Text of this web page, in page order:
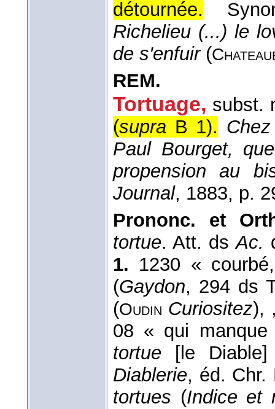
détournée.
Richelieu (...) le
de s'enfuir(
REM.
Tortuage, subst.
(supra B 1).
Paul Bourget,
propension au
Journal, 1883, p.
Prononc. et
tortue. Att. dsAc.
1. 1230 «
(Gaydon, 294 ds
(Oudin Curiositez),
08 « qui
tortue [le
Diablerie, éd.
tortues (Indice et